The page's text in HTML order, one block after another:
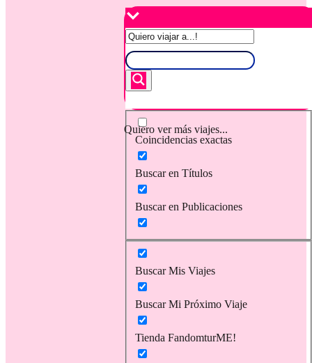
Quiero ver más viajes...
Coincidencias exactas
Buscar en Títulos
Buscar en Publicaciones
Buscar Mis Viajes
Buscar Mi Próximo Viaje
Tienda FandomturME!